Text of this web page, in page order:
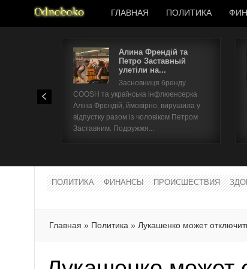
ГЛАВНАЯ ПОЛИТИКА
Алина Френдій та
Петро Заставный
улетіли на...
Засновниця бренду
COOSH та українська інфлюенсерка
Аліна Френдій, ймовірно, вирушила у
відпустку разом із чоловіком Петром
Заставним. Подружжя...
ПОЛИТИКА ФИНАНСЫ ПРОИСШЕСТВИЯ
Главная » Политика » Лукашенко может